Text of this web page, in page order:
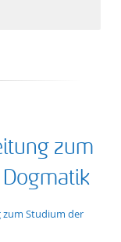
zum
zum Studium der